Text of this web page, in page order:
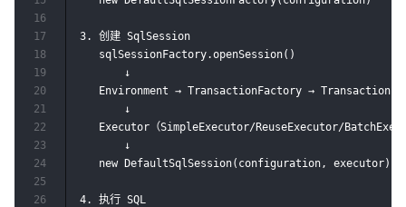
3. 创建 SqlSession
   sqlSessionFactory.openSession()
       ↓
   Environment → TransactionFactory → Transaction
       ↓
Executor（SimpleExecutor/ReuseExecutor/
       ↓
   new DefaultSqlSession(configuration, executor)
4. 执行 SQL
16
17
18
19
20
21
22
23
24
25
26